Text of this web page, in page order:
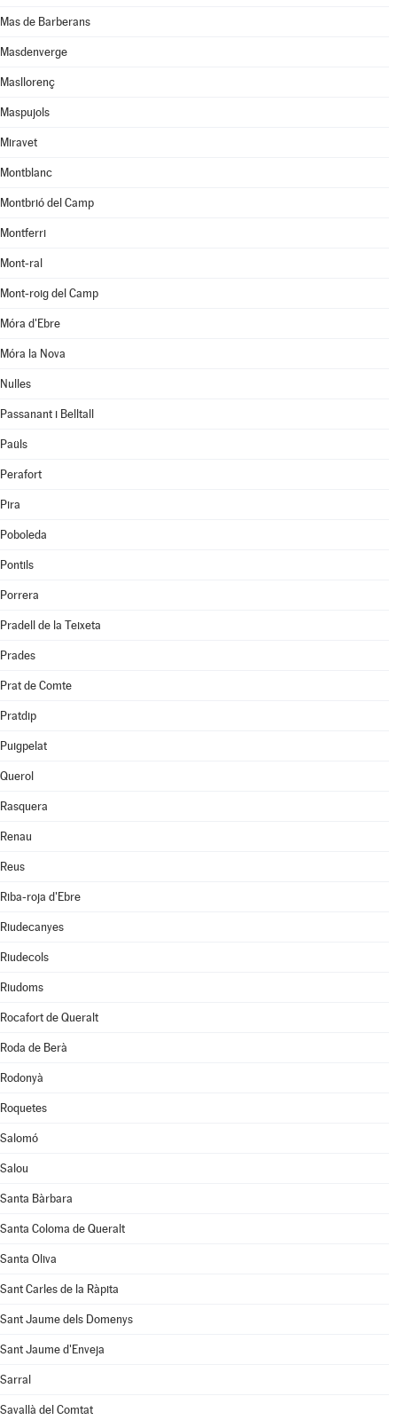
Mas de Barberans
Masdenverge
Masllorenç
Maspujols
Miravet
Montblanc
Montbrió del Camp
Montferri
Mont-ral
Mont-roig del Camp
Móra d'Ebre
Móra la Nova
Nulles
Passanant i Belltall
Paüls
Perafort
Pira
Poboleda
Pontils
Porrera
Pradell de la Teixeta
Prades
Prat de Comte
Pratdip
Puigpelat
Querol
Rasquera
Renau
Reus
Riba-roja d'Ebre
Riudecanyes
Riudecols
Riudoms
Rocafort de Queralt
Roda de Berà
Rodonyà
Roquetes
Salomó
Salou
Santa Bàrbara
Santa Coloma de Queralt
Santa Oliva
Sant Carles de la Ràpita
Sant Jaume dels Domenys
Sant Jaume d'Enveja
Sarral
Savallà del Comtat